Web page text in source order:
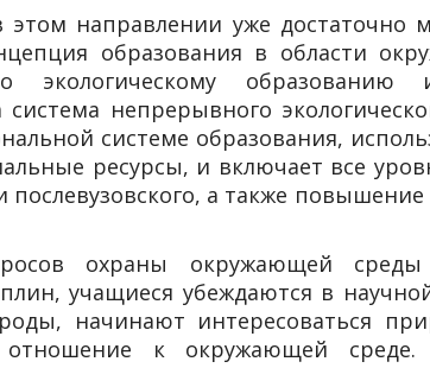
направлении уже достаточно
образования в области
образованию
система непрерывного
системе образования,
ресурсы, и включает все
а также
охраны окружающей
учащиеся убеждаются в
начинают интересоваться
к окружающей среде.